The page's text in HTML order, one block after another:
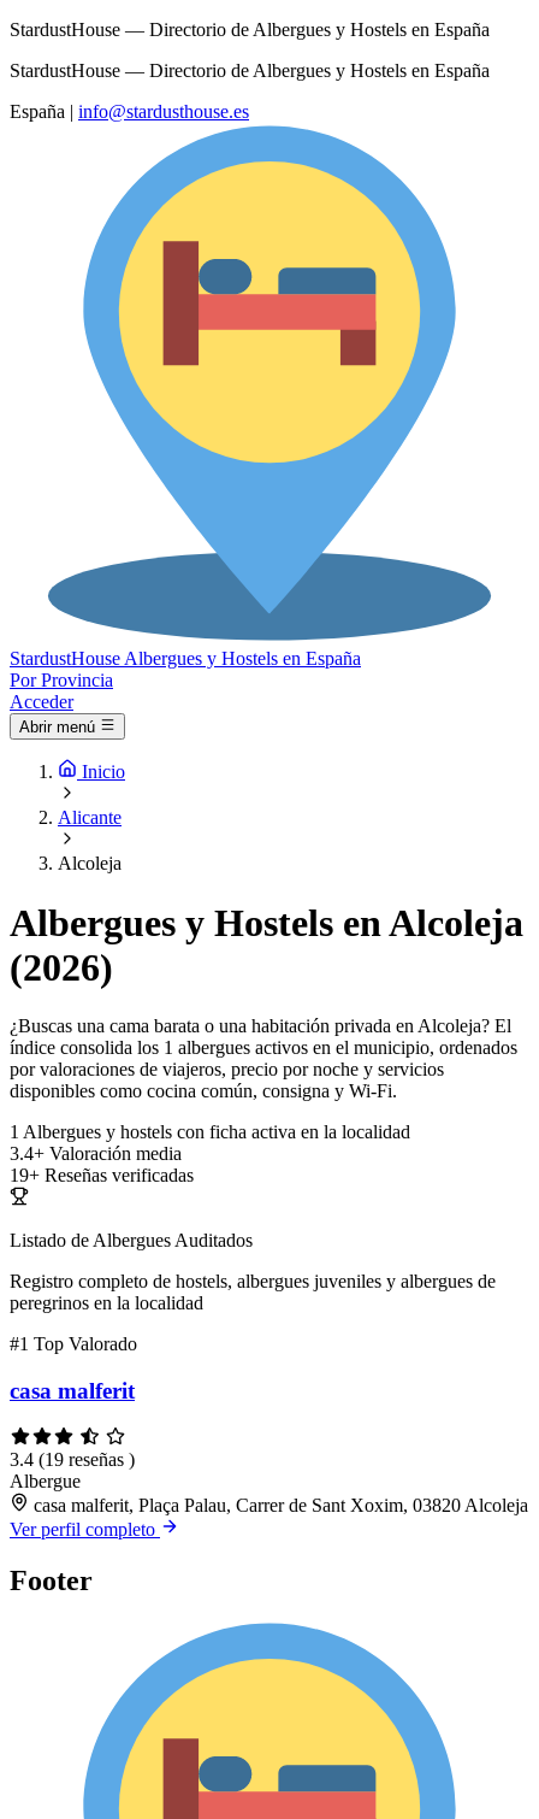
StardustHouse — Directorio de Albergues y Hostels en España
StardustHouse — Directorio de Albergues y Hostels en España
España | info@stardusthouse.es
StardustHouse Albergues y Hostels en España
Por Provincia
Acceder
Abrir menú
Inicio
Alicante
Alcoleja
Albergues y Hostels en Alcoleja
(2026)
¿Buscas una cama barata o una habitación privada en Alcoleja? El
índice consolida los 1 albergues activos en el municipio, ordenados
por valoraciones de viajeros, precio por noche y servicios
disponibles como cocina común, consigna y Wi-Fi.
1 Albergues y hostels con ficha activa en la localidad
3.4+ Valoración media
19+ Reseñas verificadas
Listado de Albergues Auditados
Registro completo de hostels, albergues juveniles y albergues de
peregrinos en la localidad
#1 Top Valorado
casa malferit
3.4 (19 reseñas )
Albergue
casa malferit, Plaça Palau, Carrer de Sant Xoxim, 03820 Alcoleja
Ver perfil completo
Footer